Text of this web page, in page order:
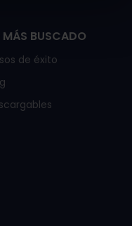
MÁS BUSCADO
de éxito